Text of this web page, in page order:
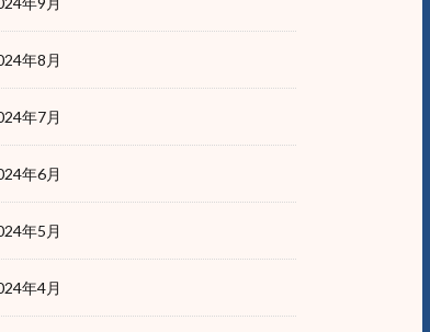
年8月
年7月
年6月
年5月
年4月